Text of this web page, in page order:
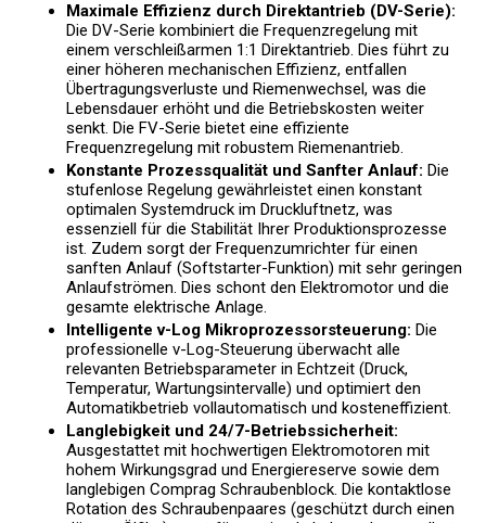
Maximale Effizienz durch Direktantrieb (DV-Serie):
Die DV-Serie kombiniert die Frequenzregelung mit
einem verschleißarmen 1:1 Direktantrieb. Dies führt zu
einer höheren mechanischen Effizienz, entfallen
Übertragungsverluste und Riemenwechsel, was die
Lebensdauer erhöht und die Betriebskosten weiter
senkt. Die FV-Serie bietet eine effiziente
Frequenzregelung mit robustem Riemenantrieb.
Konstante Prozessqualität und Sanfter Anlauf: Die
stufenlose Regelung gewährleistet einen konstant
optimalen Systemdruck im Druckluftnetz, was
essenziell für die Stabilität Ihrer Produktionsprozesse
ist. Zudem sorgt der Frequenzumrichter für einen
sanften Anlauf (Softstarter-Funktion) mit sehr geringen
Anlaufströmen. Dies schont den Elektromotor und die
gesamte elektrische Anlage.
Intelligente v-Log Mikroprozessorsteuerung: Die
professionelle v-Log-Steuerung überwacht alle
relevanten Betriebsparameter in Echtzeit (Druck,
Temperatur, Wartungsintervalle) und optimiert den
Automatikbetrieb vollautomatisch und kosteneffizient.
Langlebigkeit und 24/7-Betriebssicherheit:
Ausgestattet mit hochwertigen Elektromotoren mit
hohem Wirkungsgrad und Energiereserve sowie dem
langlebigen Comprag Schraubenblock. Die kontaktlose
Rotation des Schraubenpaares (geschützt durch einen